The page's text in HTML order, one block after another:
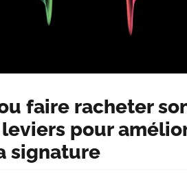
faire racheter
pour
signature